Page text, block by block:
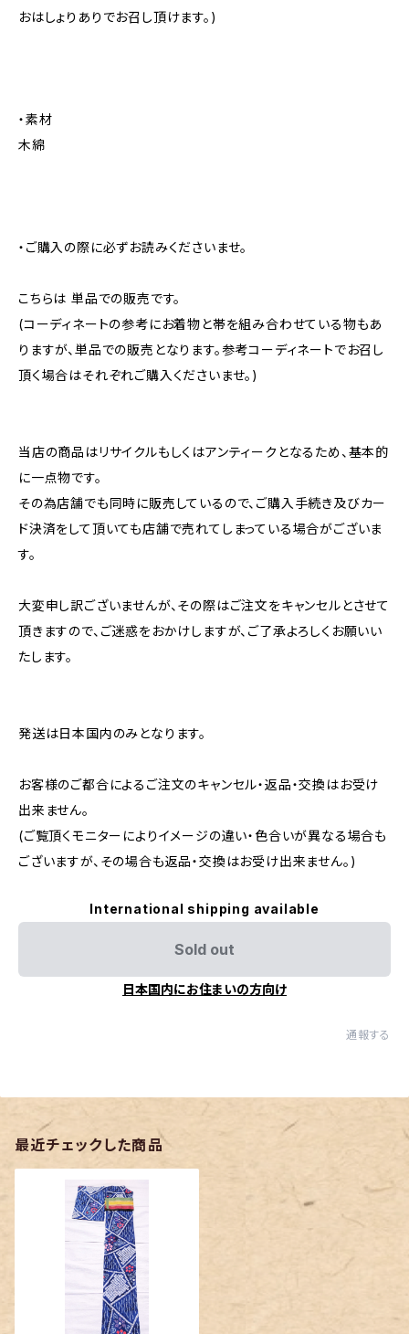
おはしょりありでお召し頂けます。)
・素材
木綿
・ご購入の際に必ずお読みくださいませ。
こちらは 単品での販売です。
(コーディネートの参考にお着物と帯を組み合わせている物もあ
りますが、単品での販売となります。参考コーディネートでお召し
頂く場合はそれぞれご購入くださいませ。)
当店の商品はリサイクルもしくはアンティークとなるため、基本的
に一点物です。
その為店舗でも同時に販売しているので、ご購入手続き及びカー
ド決済をして頂いても店舗で売れてしまっている場合がございま
す。
大変申し訳ございませんが、その際はご注文をキャンセルとさせて
頂きますので、ご迷惑をおかけしますが、ご了承よろしくお願いい
たします。
発送は日本国内のみとなります。
お客様のご都合によるご注文のキャンセル・返品・交換はお受け
出来ません。
(ご覧頂くモニターによりイメージの違い・色合いが異なる場合も
ございますが、その場合も返品・交換はお受け出来ません。)
International shipping available
Sold out
日本国内にお住まいの方向け
通報する
最近チェックした商品